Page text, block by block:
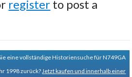
register to post a
eine vollständige Historiensuche für N749GA
1998 zurück? Jetzt kaufen und innerhalb einer